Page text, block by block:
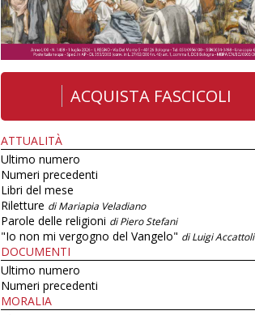
ACQUISTA FASCICOLI
ATTUALITÀ
Ultimo numero
Numeri precedenti
Libri del mese
Riletture di Mariapia Veladiano
Parole delle religioni di Piero Stefani
"Io non mi vergogno del Vangelo" di Luigi Accattoli
DOCUMENTI
Ultimo numero
Numeri precedenti
MORALIA